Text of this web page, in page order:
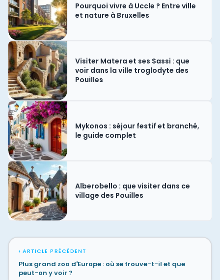
Pourquoi vivre à Uccle ? Entre ville
et nature à Bruxelles
Visiter Matera et ses Sassi : que
voir dans la ville troglodyte des
Pouilles
Mykonos : séjour festif et branché,
le guide complet
Alberobello : que visiter dans ce
village des Pouilles
‹ ARTICLE PRÉCÉDENT
Plus grand zoo d'Europe : où se trouve-t-il et que
peut-on y voir ?